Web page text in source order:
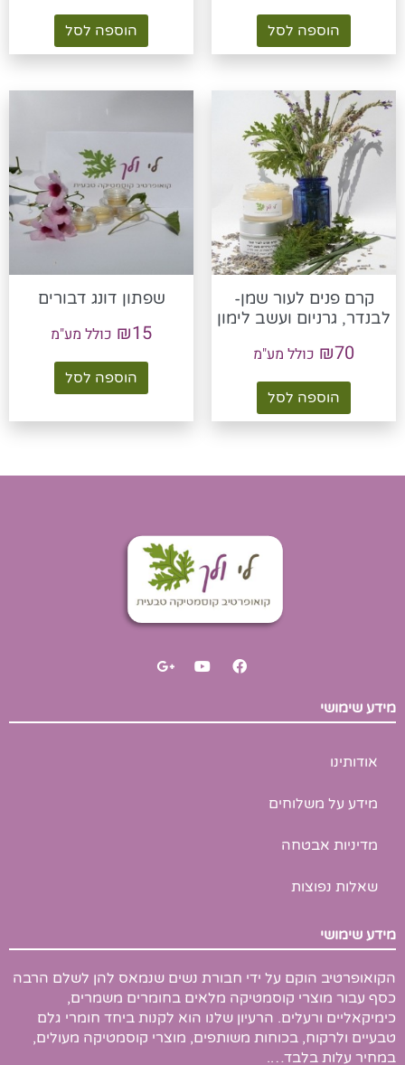
הוספה לסל הוספה לסל
קרם פנים לעור שמן-
לבנדר, גרניום ועשב לימון
₪70 כולל מע"מ
הוספה לסל
שפתון דונג דבורים
₪15 כולל מע"מ
הוספה לסל
F
a
Y
o
G
o
מידע שימושי
אודותינו
מידע על משלוחים
מדיניות אבטחה
שאלות נפוצות
מידע שימושי
הקואופרטיב הוקם על ידי חבורת נשים שנמאס להן לשלם הרבה
כסף עבור מוצרי קוסמטיקה מלאים בחומרים משמרים,
כימיקאליים ורעלים. הרעיון שלנו הוא לקנות ביחד חומרי גלם
טבעיים ולרקוח, בכוחות משותפים, מוצרי קוסמטיקה מעולים,
במחיר עלות בלבד….